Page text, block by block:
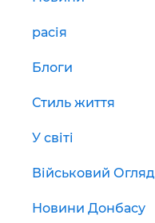
расія
Блоги
Стиль життя
У світі
Військовий Огляд
Новини Донбасу